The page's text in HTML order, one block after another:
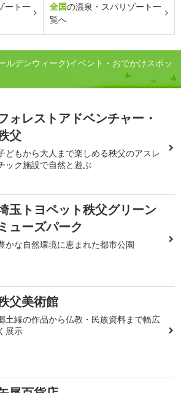
ート一
全国の温泉・スパリゾート一
覧へ
ルデンウィーク)イベント・おでかけスポッ
ォレストアドベンチャー・
父
どもから大人まで楽しめる秩父のアスレ
ック施設で自然と遊ぶ
玉トヨペット秩父グリーン
ミューズパーク
かな自然環境に恵まれた都市公園
父美術館
土縁の作品から仏教・民族資料まで幅広
展示